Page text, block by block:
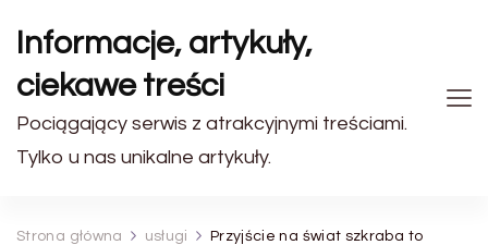
Informacje, artykuły,
ciekawe treści
Pociągający serwis z atrakcyjnymi treściami.
Tylko u nas unikalne artykuły.
Strona główna usługi
Przyjście na świat szkraba to